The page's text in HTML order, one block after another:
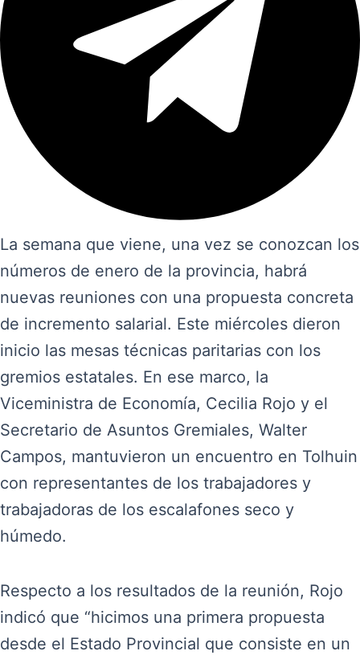
La semana que viene, una vez se conozcan los
números de enero de la provincia, habrá
nuevas reuniones con una propuesta concreta
de incremento salarial. Este miércoles dieron
inicio las mesas técnicas paritarias con los
gremios estatales. En ese marco, la
Viceministra de Economía, Cecilia Rojo y el
Secretario de Asuntos Gremiales, Walter
Campos, mantuvieron un encuentro en Tolhuin
con representantes de los trabajadores y
trabajadoras de los escalafones seco y
húmedo.
Respecto a los resultados de la reunión, Rojo
indicó que “hicimos una primera propuesta
desde el Estado Provincial que consiste en un